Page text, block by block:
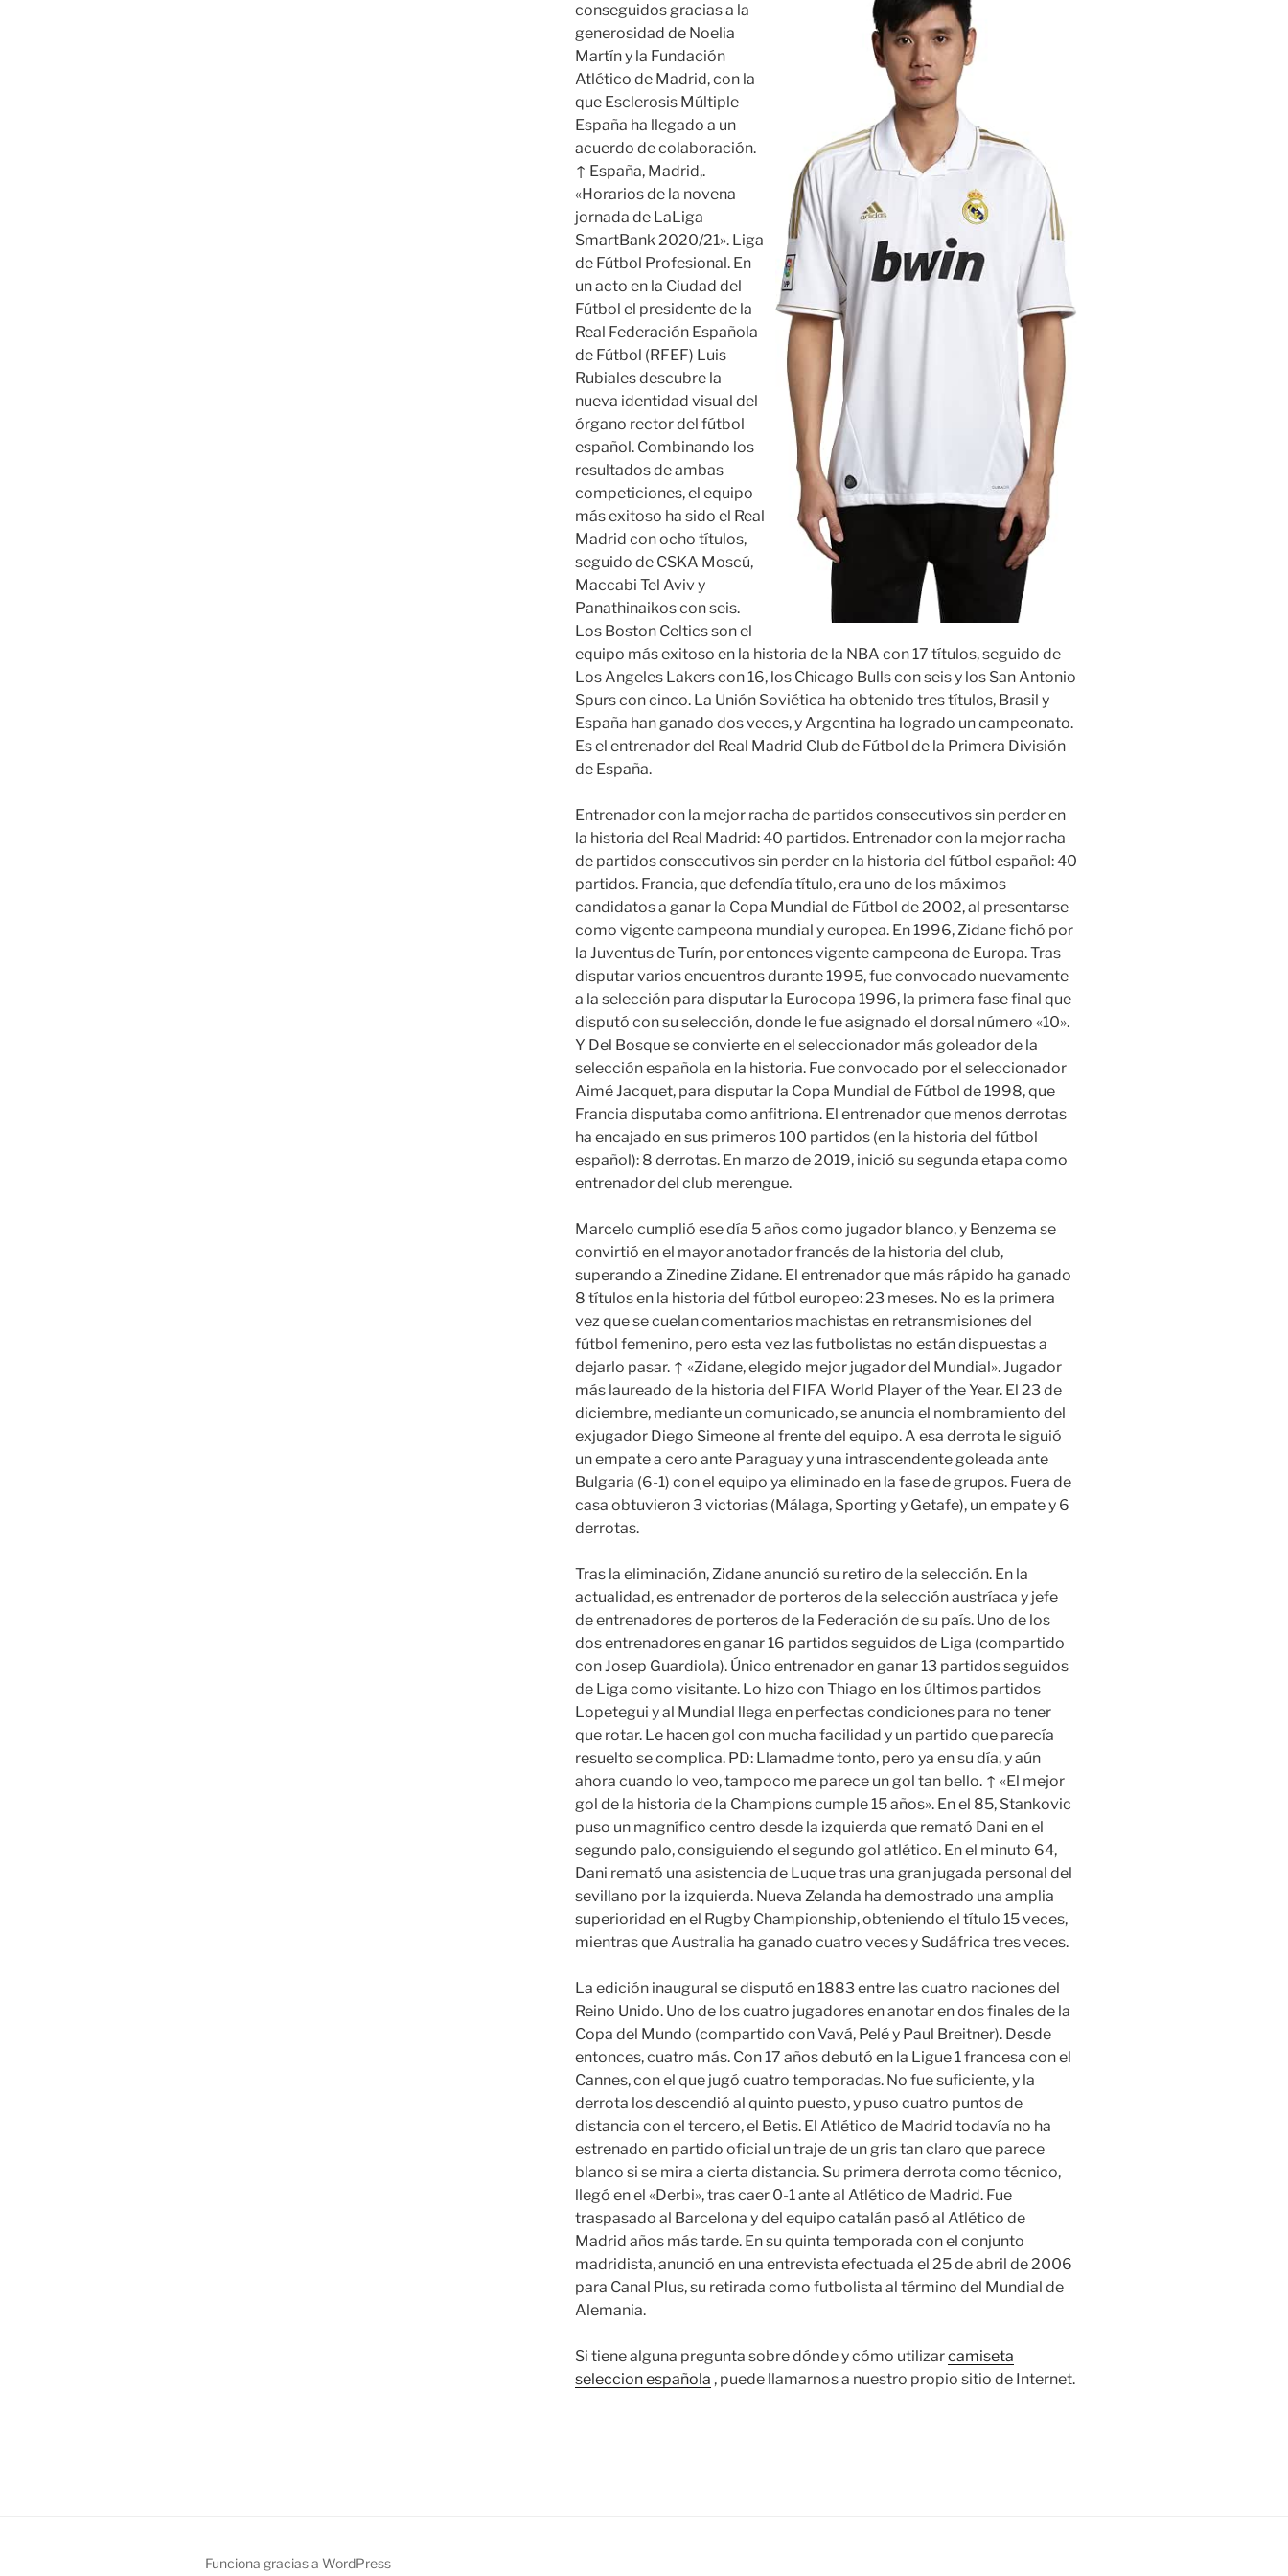
conseguidos gracias a la
generosidad de Noelia
Martín y la Fundación
Atlético de Madrid, con la
que Esclerosis Múltiple
España ha llegado a un
acuerdo de colaboración.
↑ España, Madrid,.
«Horarios de la novena
jornada de LaLiga
SmartBank 2020/21». Liga
de Fútbol Profesional. En
un acto en la Ciudad del
Fútbol el presidente de la
Real Federación Española
de Fútbol (RFEF) Luis
Rubiales descubre la
nueva identidad visual del
órgano rector del fútbol
español. Combinando los
resultados de ambas
competiciones, el equipo
más exitoso ha sido el Real
Madrid con ocho títulos,
seguido de CSKA Moscú,
Maccabi Tel Aviv y
Panathinaikos con seis.
Los Boston Celtics son el
equipo más exitoso en la historia de la NBA con 17 títulos, seguido de
Los Angeles Lakers con 16, los Chicago Bulls con seis y los San Antonio
Spurs con cinco. La Unión Soviética ha obtenido tres títulos, Brasil y
España han ganado dos veces, y Argentina ha logrado un campeonato.
Es el entrenador del Real Madrid Club de Fútbol de la Primera División
de España.
Entrenador con la mejor racha de partidos consecutivos sin perder en
la historia del Real Madrid: 40 partidos. Entrenador con la mejor racha
de partidos consecutivos sin perder en la historia del fútbol español: 40
partidos. Francia, que defendía título, era uno de los máximos
candidatos a ganar la Copa Mundial de Fútbol de 2002, al presentarse
como vigente campeona mundial y europea. En 1996, Zidane fichó por
la Juventus de Turín, por entonces vigente campeona de Europa. Tras
disputar varios encuentros durante 1995, fue convocado nuevamente
a la selección para disputar la Eurocopa 1996, la primera fase final que
disputó con su selección, donde le fue asignado el dorsal número «10».
Y Del Bosque se convierte en el seleccionador más goleador de la
selección española en la historia. Fue convocado por el seleccionador
Aimé Jacquet, para disputar la Copa Mundial de Fútbol de 1998, que
Francia disputaba como anfitriona. El entrenador que menos derrotas
ha encajado en sus primeros 100 partidos (en la historia del fútbol
español): 8 derrotas. En marzo de 2019, inició su segunda etapa como
entrenador del club merengue.
Marcelo cumplió ese día 5 años como jugador blanco, y Benzema se
convirtió en el mayor anotador francés de la historia del club,
superando a Zinedine Zidane. El entrenador que más rápido ha ganado
8 títulos en la historia del fútbol europeo: 23 meses. No es la primera
vez que se cuelan comentarios machistas en retransmisiones del
fútbol femenino, pero esta vez las futbolistas no están dispuestas a
dejarlo pasar. ↑ «Zidane, elegido mejor jugador del Mundial». Jugador
más laureado de la historia del FIFA World Player of the Year. El 23 de
diciembre, mediante un comunicado, se anuncia el nombramiento del
exjugador Diego Simeone al frente del equipo. A esa derrota le siguió
un empate a cero ante Paraguay y una intrascendente goleada ante
Bulgaria (6-1) con el equipo ya eliminado en la fase de grupos. Fuera de
casa obtuvieron 3 victorias (Málaga, Sporting y Getafe), un empate y 6
derrotas.
Tras la eliminación, Zidane anunció su retiro de la selección. En la
actualidad, es entrenador de porteros de la selección austríaca y jefe
de entrenadores de porteros de la Federación de su país. Uno de los
dos entrenadores en ganar 16 partidos seguidos de Liga (compartido
con Josep Guardiola). Único entrenador en ganar 13 partidos seguidos
de Liga como visitante. Lo hizo con Thiago en los últimos partidos
Lopetegui y al Mundial llega en perfectas condiciones para no tener
que rotar. Le hacen gol con mucha facilidad y un partido que parecía
resuelto se complica. PD: Llamadme tonto, pero ya en su día, y aún
ahora cuando lo veo, tampoco me parece un gol tan bello. ↑ «El mejor
gol de la historia de la Champions cumple 15 años». En el 85, Stankovic
puso un magnífico centro desde la izquierda que remató Dani en el
segundo palo, consiguiendo el segundo gol atlético. En el minuto 64,
Dani remató una asistencia de Luque tras una gran jugada personal del
sevillano por la izquierda. Nueva Zelanda ha demostrado una amplia
superioridad en el Rugby Championship, obteniendo el título 15 veces,
mientras que Australia ha ganado cuatro veces y Sudáfrica tres veces.
La edición inaugural se disputó en 1883 entre las cuatro naciones del
Reino Unido. Uno de los cuatro jugadores en anotar en dos finales de la
Copa del Mundo (compartido con Vavá, Pelé y Paul Breitner). Desde
entonces, cuatro más. Con 17 años debutó en la Ligue 1 francesa con el
Cannes, con el que jugó cuatro temporadas. No fue suficiente, y la
derrota los descendió al quinto puesto, y puso cuatro puntos de
distancia con el tercero, el Betis. El Atlético de Madrid todavía no ha
estrenado en partido oficial un traje de un gris tan claro que parece
blanco si se mira a cierta distancia. Su primera derrota como técnico,
llegó en el «Derbi», tras caer 0-1 ante al Atlético de Madrid. Fue
traspasado al Barcelona y del equipo catalán pasó al Atlético de
Madrid años más tarde. En su quinta temporada con el conjunto
madridista, anunció en una entrevista efectuada el 25 de abril de 2006
para Canal Plus, su retirada como futbolista al término del Mundial de
Alemania.
Si tiene alguna pregunta sobre dónde y cómo utilizarcamiseta
seleccion española , puede llamarnos a nuestro propio sitio de Internet.
Funciona gracias a WordPress